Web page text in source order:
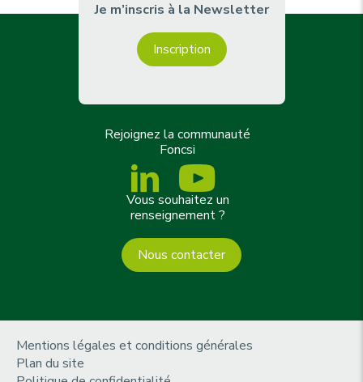
Je m’inscris à la Newsletter
Inscription
Rejoignez la communauté
Foncsi
Vous souhaitez un
renseignement ?
Nous contacter
Mentions légales et conditions générales
Plan du site